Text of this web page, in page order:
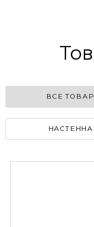
ВСЕ